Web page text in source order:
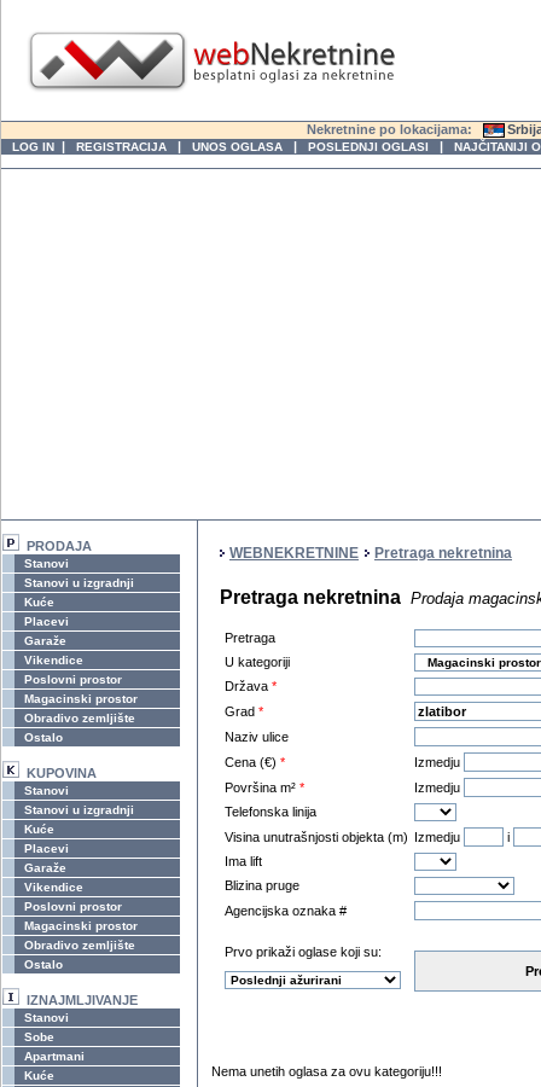
Nekretnine po lokacijama:
LOG IN | REGISTRACIJA | UNOS OGLASA | POSLEDNJI OGLASI | NAJČITANIJI
PRODAJA
Stanovi
Stanovi u izgradnji
Kuće
Placevi
Garaže
Vikendice
Poslovni prostor
Magacinski prostor
Obradivo zemljište
Ostalo
KUPOVINA
Stanovi
Stanovi u izgradnji
Kuće
Placevi
Garaže
Vikendice
Poslovni prostor
Magacinski prostor
Obradivo zemljište
Ostalo
IZNAJMLJIVANJE
Stanovi
Sobe
Apartmani
Kuće
WEBNEKRETNINE Pretraga nekretnina
Pretraga nekretnina Prodaja
Pretraga
U kategoriji
Država *
Grad *
Naziv ulice
Cena (€) *
Izmedju
Površina m² *
Izmedju
Telefonska linija
Visina unutrašnjosti objekta (m)
Izmedju
i
Ima lift
Blizina pruge
Agencijska oznaka #
Prvo prikaži oglase koji su:
Nema unetih oglasa za ovu kategoriju!!!